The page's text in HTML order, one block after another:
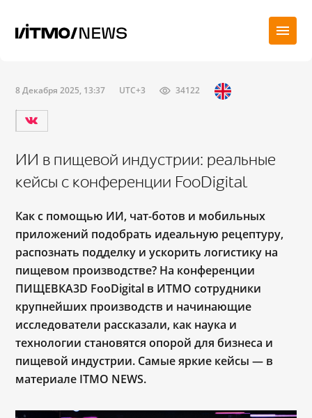
8 Декабря 2025, 13:37 UTC+3 34122
ИИ в пищевой индустрии: реальные
кейсы с конференции FooDigital
Как с помощью ИИ, чат-ботов и мобильных
приложений подобрать идеальную рецептуру,
распознать подделку и ускорить логистику на
пищевом производстве? На конференции
ПИЩЕВКА3D FooDigital в ИТМО сотрудники
крупнейших производств и начинающие
исследователи рассказали, как наука и
технологии становятся опорой для бизнеса и
пищевой индустрии. Самые яркие кейсы — в
материале ITMO NEWS.